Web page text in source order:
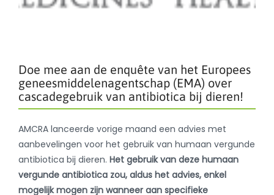
Doe mee aan de enquête van het Europees
geneesmiddelenagentschap (EMA) over
cascadegebruik van antibiotica bij dieren!
AMCRA lanceerde vorige maand een advies met
aanbevelingen voor het gebruik van humaan vergunde
antibiotica bij dieren. Het gebruik van deze humaan
vergunde antibiotica zou, aldus het advies, enkel
mogelijk mogen zijn wanneer aan specifieke